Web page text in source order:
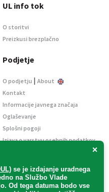
×
se je izdajanje uradnega
na Službo Vlade
. Od tega datuma bodo vse
UL info tok
O storitvi
Preizkusi brezplačno
Podjetje
O podjetju | About
Kontakt
Informacije javnega značaja
Oglaševanje
Splošni pogoji
Izjava o varstvu osebnih podatkov